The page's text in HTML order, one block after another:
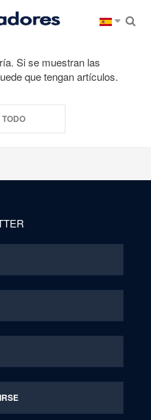
Si se muestran las
que tengan artículos.